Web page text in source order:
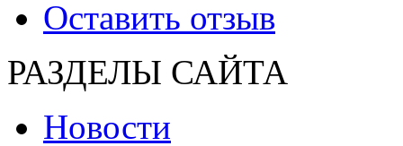
Оставить отзыв
РАЗДЕЛЫ САЙТА
Новости